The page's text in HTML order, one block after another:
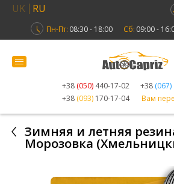
UK RU
Пн-Пт: 08:30 - 18:00 Сб: 09:00 -
+38 (050) 440-17-02 +38 (067)
+38 (093) 170-17-04 Вам
Зимняя и летняя
Морозовка